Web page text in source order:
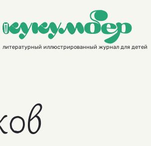
литературный иллюстрированный журнал для детей